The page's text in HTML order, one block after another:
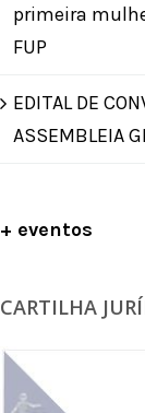
primeira
FUP
EDITAL DE
ASSEMBLEIA
+ eventos
CARTILHA